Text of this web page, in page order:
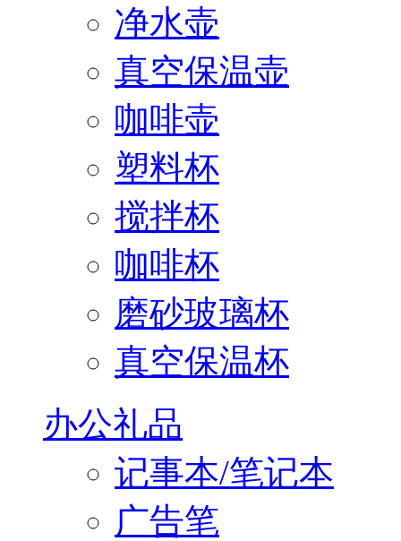
净水壶
真空保温壶
咖啡壶
塑料杯
搅拌杯
咖啡杯
磨砂玻璃杯
真空保温杯
办公礼品
记事本/笔记本
广告笔